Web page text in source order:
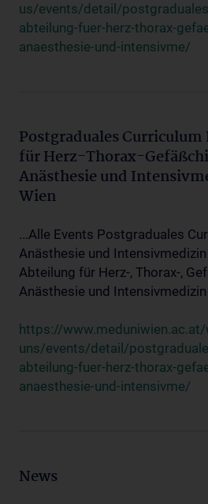
us/events/detail/
abteilung-fuer-herz-thorax-
anaesthesie-und-intensivme/
Postgraduales
für Herz-Thorax-
Anästhesie und
Wien
...Alle Events Postgraduales
Anästhesie und
Abteilung für Herz-, Thorax-,
Anästhesie und
https://
uns/events/detail/
abteilung-fuer-herz-thorax-
anaesthesie-und-intensivme/
News